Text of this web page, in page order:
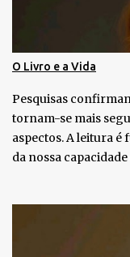
O Livro e a Vida
Pesquisas
tornam-se mais
aspectos. A leitura
da nossa